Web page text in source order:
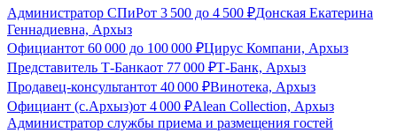
Администратор СПиРот 3 500 до 4 500 ₽Донская Екатерина
Геннадиевна, Архыз
Официантот 60 000 до 100 000 ₽Цирус Компани, Архыз
Представитель Т-Банкаот 77 000 ₽Т-Банк, Архыз
Продавец-консультантот 40 000 ₽Винотека, Архыз
Официант (с.Архыз)от 4 000 ₽Alean Collection, Архыз
Администратор службы приема и размещения гостей